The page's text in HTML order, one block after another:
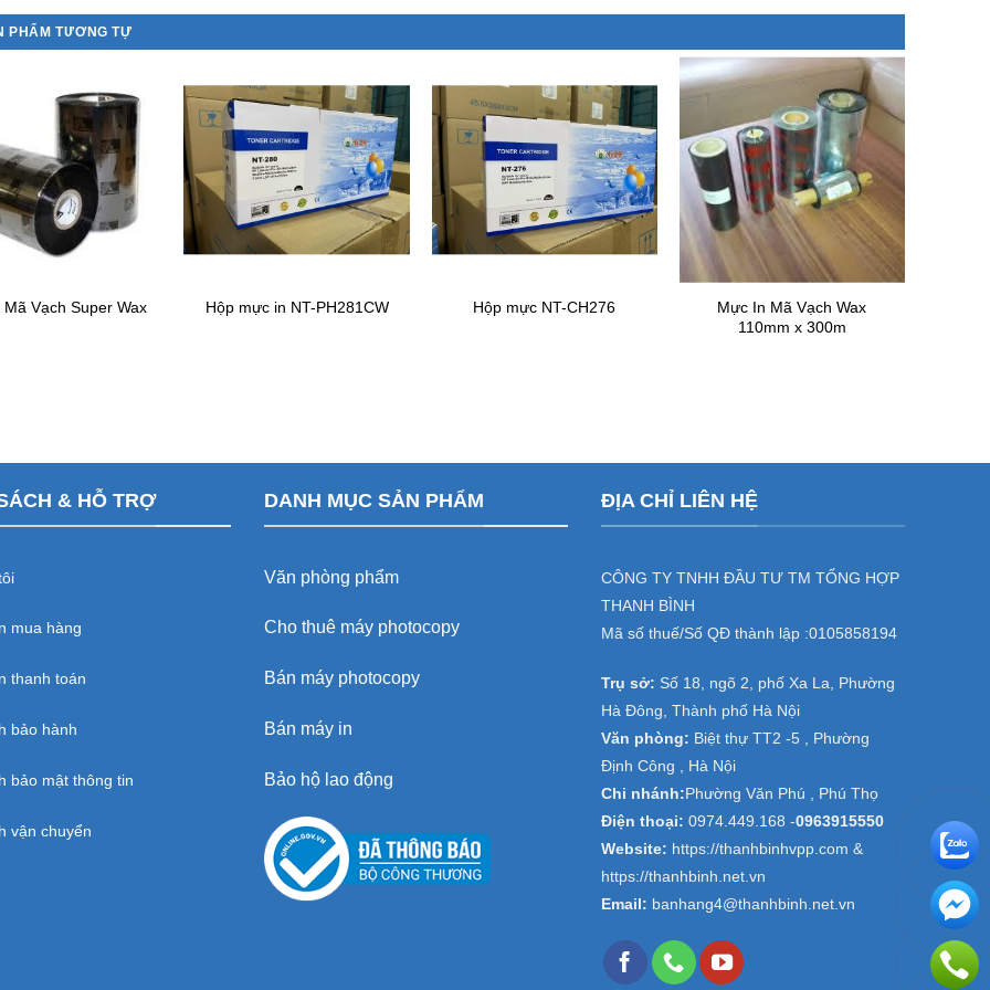
PHẨM TƯƠNG TỰ
Mã Vạch Super Wax Hộp mực in NT-PH281CW Hộp mực NT-CH276
Mực In Mã Vạch Wax
110mm x 300m
& HỖ TRỢ
mua hàng
thanh toán
bảo hành
bảo mật thông tin
vận chuyển
DANH MỤC SẢN PHẨM
Văn phòng phẩm
Cho thuê máy photocopy
Bán máy photocopy
Bán máy in
Bảo hộ lao động
ĐỊA CHỈ LIÊN HỆ
CÔNG TY TNHH ĐẦU TƯ TM TỔNG HỢP
THANH BÌNH
Mã số thuế/Số QĐ thành lập :0105858194
Trụ sở: Số 18, ngõ 2, phố Xa La, Phường
Hà Đông, Thành phố Hà Nội
Văn phòng: Biệt thự TT2 -5 , Phường
Định Công , Hà Nội
Chi nhánh: Phường Văn Phú , Phú Thọ
Điện thoại: 0974.449.168 -0963915550
Website: https://thanhbinhvpp.com &
https://thanhbinh.net.vn
Email: banhang4@thanhbinh.net.vn